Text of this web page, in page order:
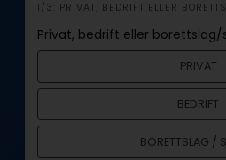
i
n
n
o
d
1/3: PRIVAT, BEDRIFT ELLER
Privat, bedrift eller borettslag/
PRIVAT
BEDRIFT
BORETTSLAG /